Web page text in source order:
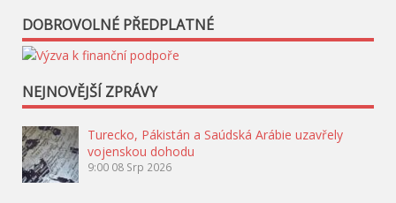
DOBROVOLNÉ PŘEDPLATNÉ
NEJNOVĚJŠÍ ZPRÁVY
Turecko, Pákistán a Saúdská Arábie uzavřely
vojenskou dohodu
9:00 08 Srp 2026